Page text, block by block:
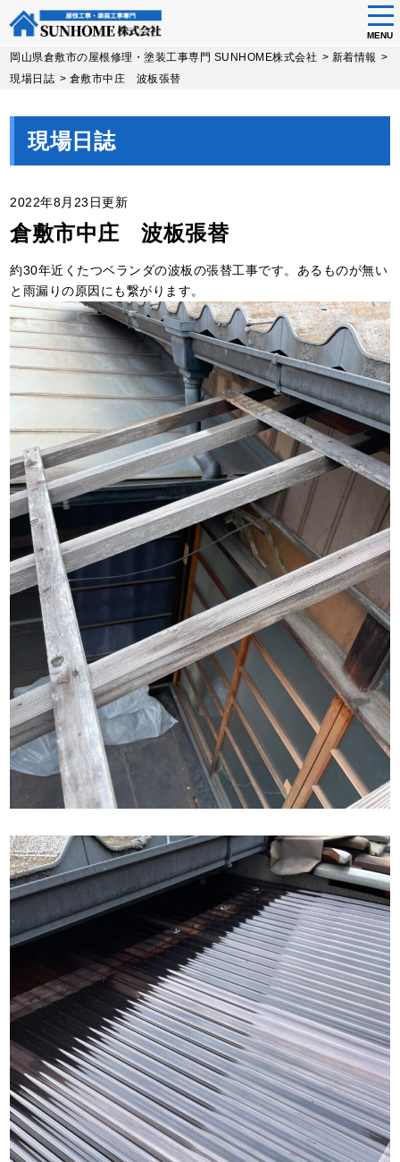
Skip
to
MENU
岡山県倉敷市の屋根修理・塗装工事専門 SUNHOME株式会社 > 新着情報 >
現場日誌 > 倉敷市中庄 波板張替
現場日誌
2022年8月23日更新
倉敷市中庄 波板張替
約30年近くたつベランダの波板の張替工事です。あるものが無い
と雨漏りの原因にも繋がります。